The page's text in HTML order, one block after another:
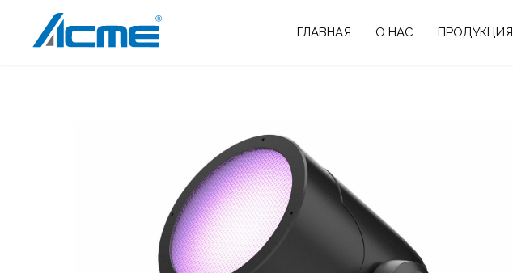
ГЛАВНАЯ О НАС ПРОДУКЦИЯ